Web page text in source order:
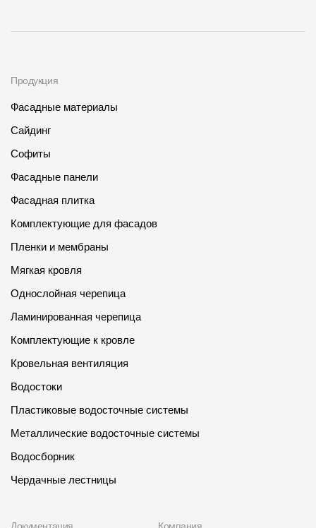
Продукция
Фасадные материалы
Сайдинг
Софиты
Фасадные панели
Фасадная плитка
Комплектующие для фасадов
Пленки и мембраны
Мягкая кровля
Однослойная черепица
Ламинированная черепица
Комплектующие к кровле
Кровельная вентиляция
Водостоки
Пластиковые водосточные системы
Металлические водосточные системы
Водосборник
Чердачные лестницы